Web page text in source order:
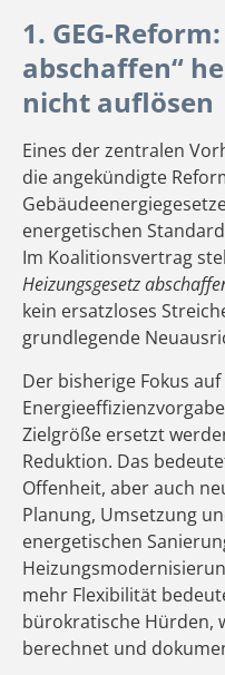
1. GEG-
abschaffen“
nicht auflösen
Eines der zentralen
die angekündigte
energetischen
Im Koalitionsvertrag
Heizungsgesetz
kein ersatzloses
grundlegende
Der bisherige Fokus
Zielgröße ersetzt
Reduktion. Das
Offenheit, aber auch
Planung, Umsetzung
energetischen
mehr Flexibilität
bürokratische Hürden,
berechnet und